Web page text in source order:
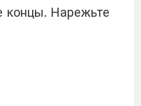
концы. Нарежьте